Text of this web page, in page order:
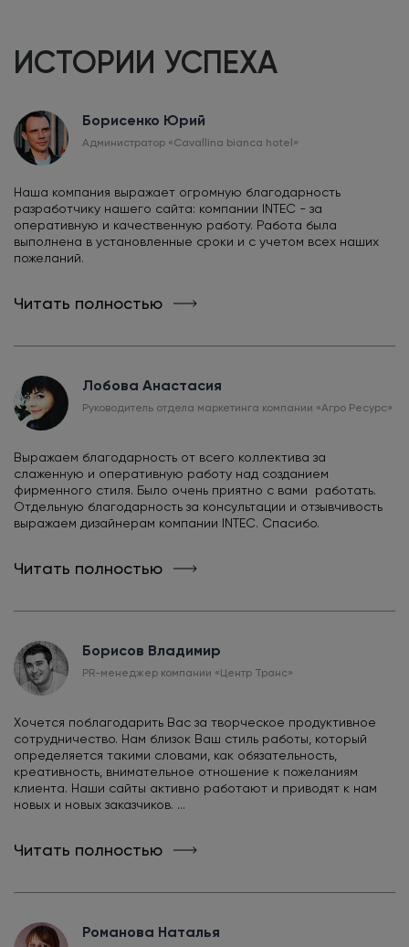
ИСТОРИИ УСПЕХА
Борисенко Юрий
Администратор «Сavallina bianca hotel»
Наша компания выражает огромную благодарность
разработчику нашего сайта: компании INTEC - за
оперативную и качественную работу. Работа была
выполнена в установленные сроки и с учетом всех наших
пожеланий.
Читать полностью
Лобова Анастасия
Руководитель отдела маркетинга компании «Агро Ресурс»
Выражаем благодарность от всего коллектива за
слаженную и оперативную работу над созданием
фирменного стиля. Было очень приятно с вами работать.
Отдельную благодарность за консультации и отзывчивость
выражаем дизайнерам компании INTEC. Спасибо.
Читать полностью
Борисов Владимир
PR-менеджер компании «Центр Транс»
Хочется поблагодарить Вас за творческое продуктивное
сотрудничество. Нам близок Ваш стиль работы, который
определяется такими словами, как обязательность,
креативность, внимательное отношение к пожеланиям
клиента. Наши сайты активно работают и приводят к нам
новых и новых заказчиков. ...
Читать полностью
Романова Наталья